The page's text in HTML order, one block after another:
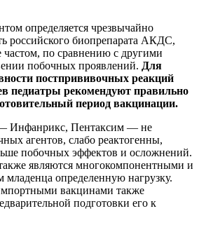
определяется чрезвычайно
российского биопрепарата АКДС,
по сравнению с другими
побочных проявлений. Для
постпрививочных реакций
педиатры рекомендуют правильно
период вакцинации.
Инфанрикс, Пентаксим — не
агентов, слабо реактогенны,
побочных эффектов и осложнений.
являются многокомпонентными и
младенца определенную нагрузку.
вакцинами также
подготовки его к